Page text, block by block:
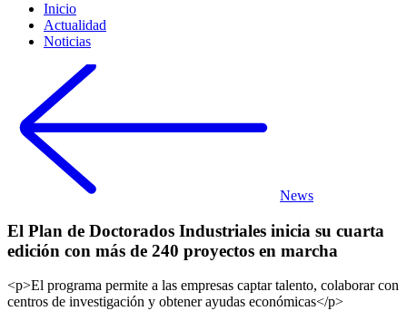
Inicio
Actualidad
Noticias
News
El Plan de Doctorados Industriales inicia su cuarta
edición con más de 240 proyectos en marcha
<p>El programa permite a las empresas captar talento, colaborar con
centros de investigación y obtener ayudas económicas</p>